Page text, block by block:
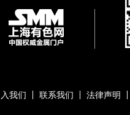
我们 联系我们 法律声明